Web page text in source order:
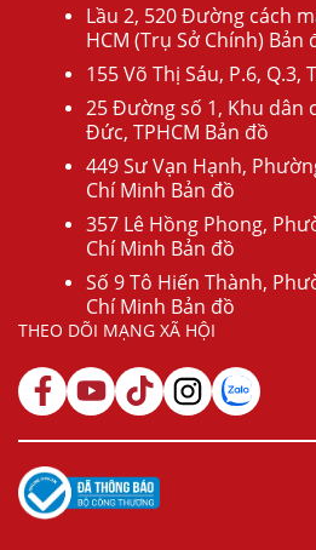
Lầu 2, 520 Đường cách
HCM (Trụ Sở Chính) Bản
155 Võ Thị Sáu, P.6, Q.3,
25 Đường số 1, Khu dân
Đức, TPHCM Bản đồ
449 Sư Vạn Hạnh,
Chí Minh Bản đồ
357 Lê Hồng Phong,
Chí Minh Bản đồ
Số 9 Tô Hiến Thành,
Chí Minh Bản đồ
THEO DÕI MẠNG XÃ HỘI